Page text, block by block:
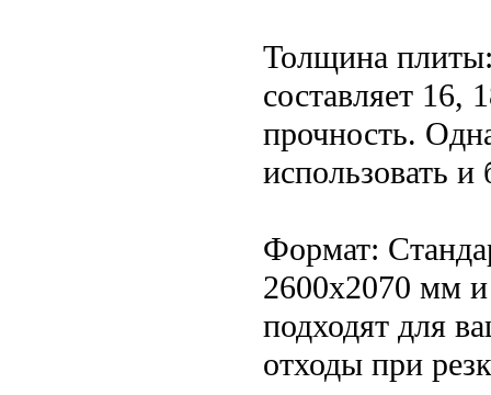
Толщина
составляет
прочность.
использовать и
Формат:
2600x2070 мм и
подходят для
отходы при